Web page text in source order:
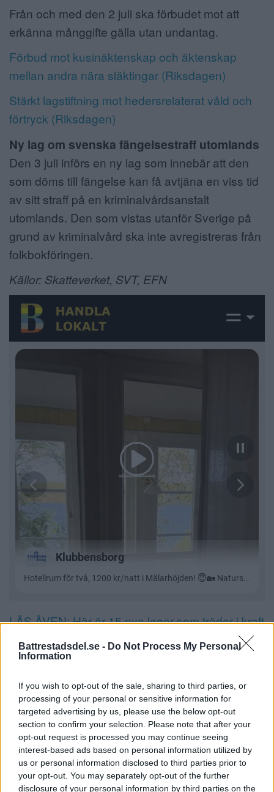
Battrestadsdel.se - Do Not Process My Personal
Information
If you wish to opt-out of the sale, sharing to third parties, or
processing of your personal or sensitive information for
targeted advertising by us, please use the below opt-out
section to confirm your selection. Please note that after your
opt-out request is processed you may continue seeing
interest-based ads based on personal information utilized by
us or personal information disclosed to third parties prior to
your opt-out. You may separately opt-out of the further
disclosure of your personal information by third parties on the
Från och med den 2 juli ska förbudet mot att
erkänna månggifte gälla utan undantag.
Förbud mot kusinäktenskap och äktenskap
mellan andra nära släktingar (Riksdagen)
Stärkt lagstiftning mot hedersrelaterat våld och
förtryck (Riksdagen)
Ny lag om svenska fängelsestraff utomlands
Den 3 juli införs en ny lag som innebär att den
som döms till fängelse kan få avtjäna en viss tid
av sitt straff på en kriminalvårdsanstalt
utomlands. Den som vistas utanför Sverige på
grund av kriminalvård ska inte avregistreras från
folkbokföringen.
Källor: Skatteverket, SVT, EFN
LÄS ÄVEN: Här är 15 nya lagar som träder i kraft
1 januari 2026
Tack för att du läser Bättre stadsdel. Du
prenumererar väl? Då bygger du samtidigt
Hägersten-Älvsjö-Skärholmens bästa
nyhetsredaktion. Välkommen att prenumerera
här. Tack!
Vill du skriva en debattartikel eller en insändare?
Eller en krönika? Gör det.